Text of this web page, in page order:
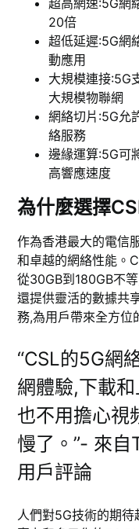
超高網速:5G網
20倍
超低延遲:5G網
動應用
大規模連接:5G
大規模物聯網
網絡切片:5G允
絡服務
邊緣運算:5G可
高響應速度
為什麼選擇
作為香港最大的電信
和卓越的網絡性能。
從30GB到180GB不
還提供靈活的數據共
務,為用戶帶來全方位
“CSL的5G網
網體驗,下載
也不用擔心視
慢了。”- 來
用戶評論
人們對5G技術的期